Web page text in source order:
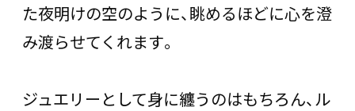
た夜明けの空のように、眺めるほどに心を澄
み渡らせてくれます。
ジュエリーとして身に纏うのはもちろん、ル